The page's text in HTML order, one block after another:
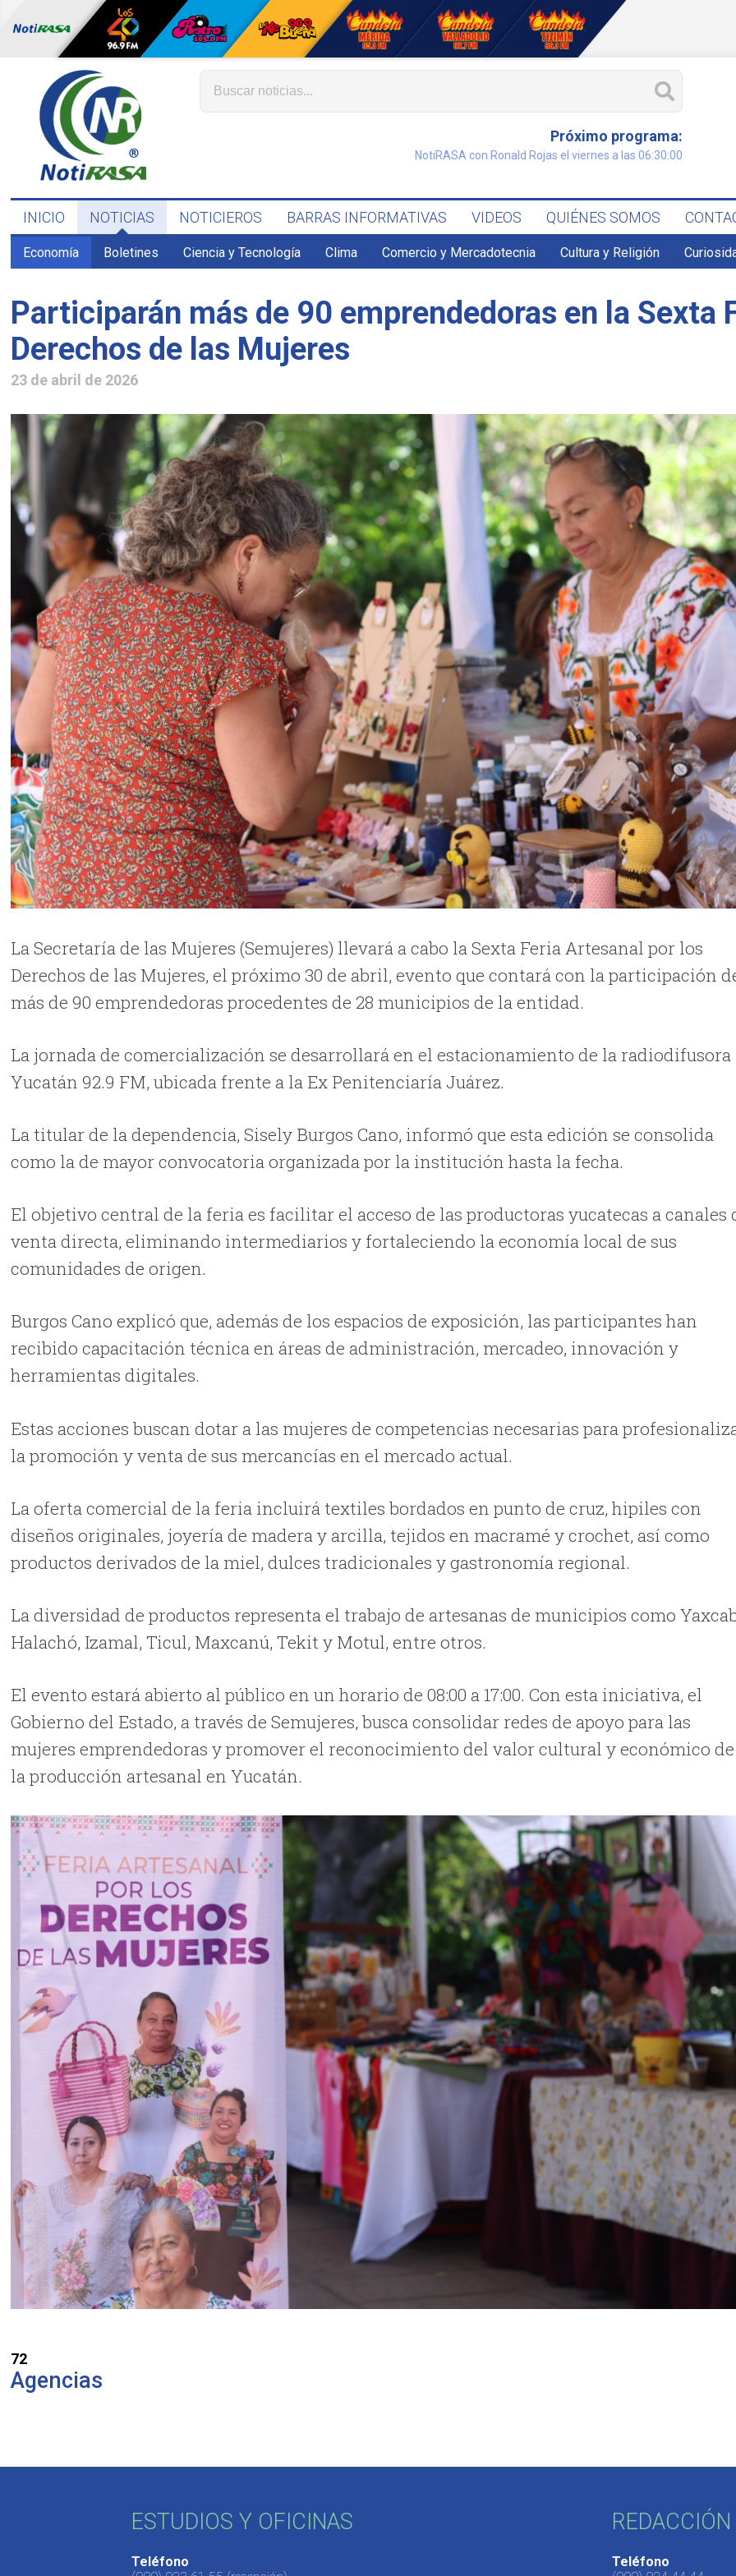
Próximo programa:
NotiRASA con Ronald Rojas el viernes a las 06:30:00
INICIO NOTICIAS NOTICIEROS BARRAS INFORMATIVAS VIDEOS QUIÉNES SOMOS
Economía Boletines Ciencia y Tecnología Clima Comercio y Mercadotecnia Cultura y Religión
Participarán más de 90 emprendedoras en la Sexta
Derechos de las Mujeres
23 de abril de 2026
La Secretaría de las Mujeres (Semujeres) llevará a cabo la Sexta Feria Artesanal por los
Derechos de las Mujeres, el próximo 30 de abril, evento que contará con la participación
más de 90 emprendedoras procedentes de 28 municipios de la entidad.
La jornada de comercialización se desarrollará en el estacionamiento de la radiodifusora
Yucatán 92.9 FM, ubicada frente a la Ex Penitenciaría Juárez.
La titular de la dependencia, Sisely Burgos Cano, informó que esta edición se consolida
como la de mayor convocatoria organizada por la institución hasta la fecha.
El objetivo central de la feria es facilitar el acceso de las productoras yucatecas a canales
venta directa, eliminando intermediarios y fortaleciendo la economía local de sus
comunidades de origen.
Burgos Cano explicó que, además de los espacios de exposición, las participantes han
recibido capacitación técnica en áreas de administración, mercadeo, innovación y
herramientas digitales.
Estas acciones buscan dotar a las mujeres de competencias necesarias para
la promoción y venta de sus mercancías en el mercado actual.
La oferta comercial de la feria incluirá textiles bordados en punto de cruz, hipiles con
diseños originales, joyería de madera y arcilla, tejidos en macramé y crochet, así como
productos derivados de la miel, dulces tradicionales y gastronomía regional.
La diversidad de productos representa el trabajo de artesanas de municipios como
Halachó, Izamal, Ticul, Maxcanú, Tekit y Motul, entre otros.
El evento estará abierto al público en un horario de 08:00 a 17:00. Con esta iniciativa, el
Gobierno del Estado, a través de Semujeres, busca consolidar redes de apoyo para las
mujeres emprendedoras y promover el reconocimiento del valor cultural y económico de
la producción artesanal en Yucatán.
72
Agencias
ESTUDIOS Y OFICINAS
Teléfono
Teléfono